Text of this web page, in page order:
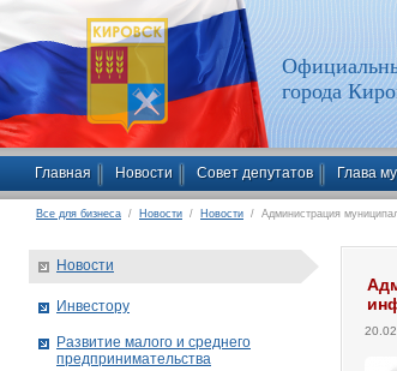
города
Главная Новости Совет депутатов Глава
Все для бизнеса / Новости / Новости / Администрация
Новости
Инвестору
Развитие малого и среднего
предпринимательства